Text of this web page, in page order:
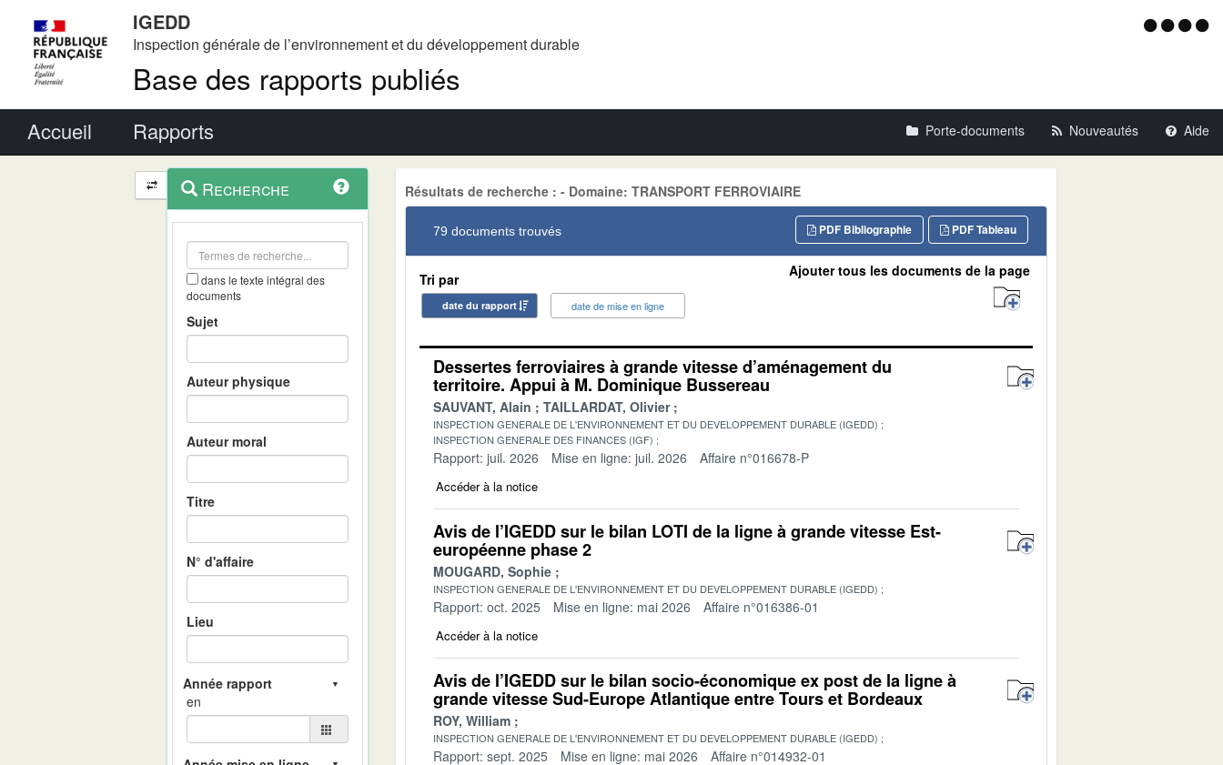
IGEDD
Inspection générale de l’environnement et du développement durable
Base des rapports publiés
Menu
Accueil Rapports Porte-documents Nouveautés Aide
Navigation
et
outils
contextuel
Recherche
dans le texte intégral des
documents
Sujet
Auteur physique
Auteur moral
Titre
N° d'affaire
Lieu
en
Résultats de recherche : - Domaine: TRANSPORT FERROVIAIRE
79 documents trouvés PDF Tableau
PDF Bibliographie
Tri par
date du rapport date de mise en ligne
Ajouter tous les documents de la page
Dessertes ferroviaires à grande vitesse d’aménagement du
territoire. Appui à M. Dominique Bussereau
SAUVANT, Alain TAILLARDAT, Olivier
INSPECTION GENERALE DE L'ENVIRONNEMENT ET DU DEVELOPPEMENT DURABLE (IGEDD)
INSPECTION GENERALE DES FINANCES (IGF)
Rapport: juil. 2026 Mise en ligne: juil. 2026 Affaire n°016678-P
Accéder à la notice
Avis de l’IGEDD sur le bilan LOTI de la ligne à grande vitesse Est-
européenne phase 2
MOUGARD, Sophie
INSPECTION GENERALE DE L'ENVIRONNEMENT ET DU DEVELOPPEMENT DURABLE (IGEDD)
Rapport: oct. 2025 Mise en ligne: mai 2026 Affaire n°016386-01
Accéder à la notice
Avis de l’IGEDD sur le bilan socio-économique ex post de la ligne à
grande vitesse Sud-Europe Atlantique entre Tours et Bordeaux
ROY, William
INSPECTION GENERALE DE L'ENVIRONNEMENT ET DU DEVELOPPEMENT DURABLE (IGEDD)
Rapport: sept. 2025 Mise en ligne: mai 2026 Affaire n°014932-01